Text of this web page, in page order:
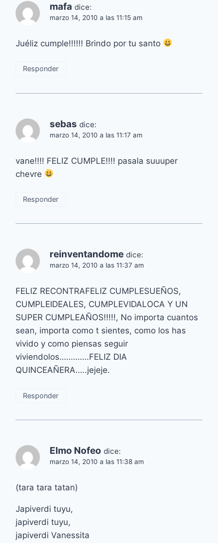
mafa dice:
marzo 14, 2010 a las 11:15 am
Juéliz cumple!!!!!! Brindo por tu santo
Responder
sebas dice:
marzo 14, 2010 a las 11:17 am
vane!!!! FELIZ CUMPLE!!!! pasala suuuper
chevre
Responder
reinventandome dice:
marzo 14, 2010 a las 11:37 am
FELIZ RECONTRAFELIZ CUMPLESUEÑOS,
CUMPLEIDEALES, CUMPLEVIDALOCA Y UN
SUPER CUMPLEAÑOS!!!!!, No importa cuantos
sean, importa como t sientes, como los has
vivido y como piensas seguir
viviendolos………….FELIZ DIA
QUINCEAÑERA…..jejeje.
Responder
Elmo Nofeo dice:
marzo 14, 2010 a las 11:38 am
(tara tara tatan)
Japiverdi tuyu,
japiverdi tuyu,
japiverdi Vanessita